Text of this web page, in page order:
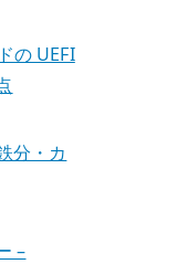
の UEFI
分・カ
–